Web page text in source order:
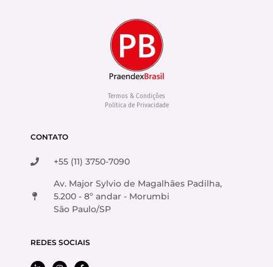
Termos & Condições
Política de Privacidade
CONTATO
+55 (11) 3750-7090
Av. Major Sylvio de Magalhães Padilha,
5.200 - 8º andar - Morumbi
São Paulo/SP
REDES SOCIAIS